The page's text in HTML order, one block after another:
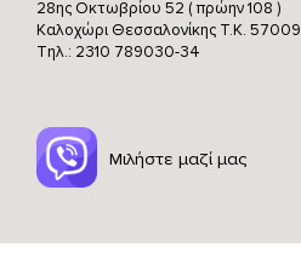
28ης Οκτωβρίου 52 ( πρώην 108 )
Καλοχώρι Θεσσαλονίκης Τ.Κ. 57009
Τηλ.: 2310 789030-34
Μιλήστε μαζί μας